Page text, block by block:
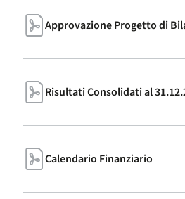
Approvazione Progetto di
Risultati Consolidati al
Calendario Finanziario